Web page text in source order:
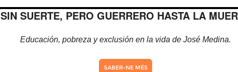
SIN SUERTE, PERO GUERRERO HASTA LA
Educación, pobreza y exclusión en la vida de José Medina.
SABER-NE MÉS